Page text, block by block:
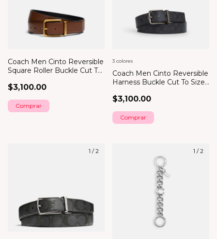
Coach Men Cinto Reversible
Square Roller Buckle Cut To
$3,100.00
Coach Men Cinto Reversible
Harness Buckle Cut To Size,
$3,100.00
3 colores
Comprar
1 /2 1 /2